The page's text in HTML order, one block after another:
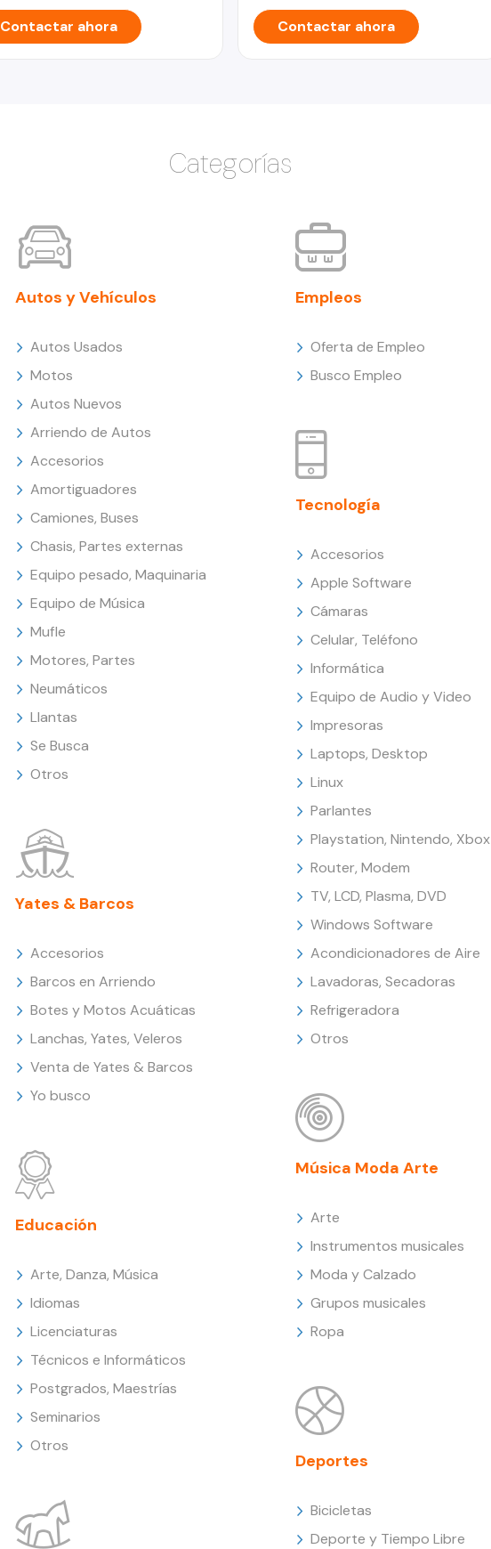
Contactar ahora Contactar ahora
Categorías
Autos y Vehículos
Autos Usados
Motos
Autos Nuevos
Arriendo de Autos
Accesorios
Amortiguadores
Camiones, Buses
Chasis, Partes externas
Equipo pesado, Maquinaria
Equipo de Música
Mufle
Motores, Partes
Neumáticos
Llantas
Se Busca
Otros
Yates & Barcos
Accesorios
Barcos en Arriendo
Botes y Motos Acuáticas
Lanchas, Yates, Veleros
Venta de Yates & Barcos
Yo busco
Educación
Arte, Danza, Música
Idiomas
Licenciaturas
Técnicos e Informáticos
Postgrados, Maestrías
Seminarios
Otros
Empleos
Oferta de Empleo
Busco Empleo
Tecnología
Accesorios
Apple Software
Cámaras
Celular, Teléfono
Informática
Equipo de Audio y Video
Impresoras
Laptops, Desktop
Linux
Parlantes
Playstation, Nintendo, Xbox
Router, Modem
TV, LCD, Plasma, DVD
Windows Software
Acondicionadores de Aire
Lavadoras, Secadoras
Refrigeradora
Otros
Música Moda Arte
Arte
Instrumentos musicales
Moda y Calzado
Grupos musicales
Ropa
Deportes
Bicicletas
Deporte y Tiempo Libre